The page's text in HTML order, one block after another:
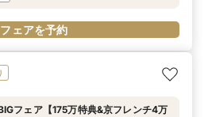
フェアを予約
フェア【175万特典&京フレンチ4万